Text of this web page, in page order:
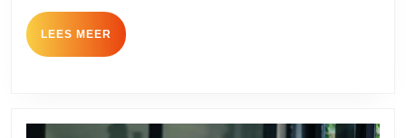
op!
LEES MEER LEES
MEER